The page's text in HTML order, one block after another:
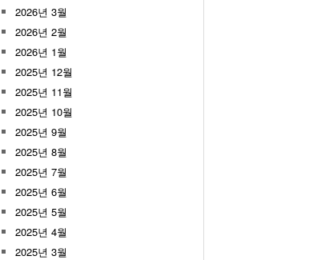
2026년 3월
2026년 2월
2026년 1월
2025년 12월
2025년 11월
2025년 10월
2025년 9월
2025년 8월
2025년 7월
2025년 6월
2025년 5월
2025년 4월
2025년 3월